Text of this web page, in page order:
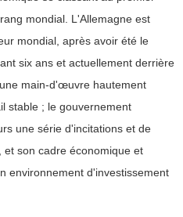
mondial. L'Allemagne est
mondial, après avoir été le
six ans et actuellement derrière
main-d'œuvre hautement
stable ; le gouvernement
une série d'incitations et de
et son cadre économique et
environnement d'investissement